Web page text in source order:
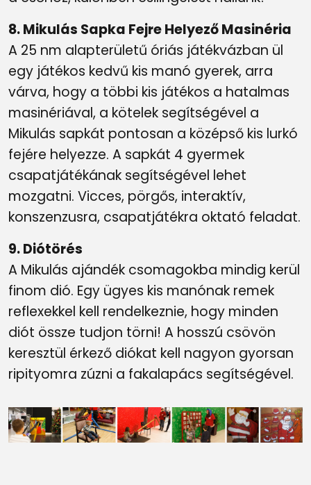
8. Mikulás Sapka Fejre Helyező Masinéria
A 25 nm alapterületű óriás játékvázban ül
egy játékos kedvű kis manó gyerek, arra
várva, hogy a többi kis játékos a hatalmas
masinériával, a kötelek segítségével a
Mikulás sapkát pontosan a középső kis lurkó
fejére helyezze. A sapkát 4 gyermek
csapatjátékának segítségével lehet
mozgatni. Vicces, pörgős, interaktív,
konszenzusra, csapatjátékra oktató feladat.
9. Diótörés
A Mikulás ajándék csomagokba mindig kerül
finom dió. Egy ügyes kis manónak remek
reflexekkel kell rendelkeznie, hogy minden
diót össze tudjon törni! A hosszú csövön
keresztül érkező diókat kell nagyon gyorsan
ripityomra zúzni a fakalapács segítségével.